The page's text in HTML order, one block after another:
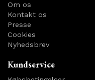
Om os
Kontakt os
Presse
Cookies
Nyhedsbrev
Kundservice